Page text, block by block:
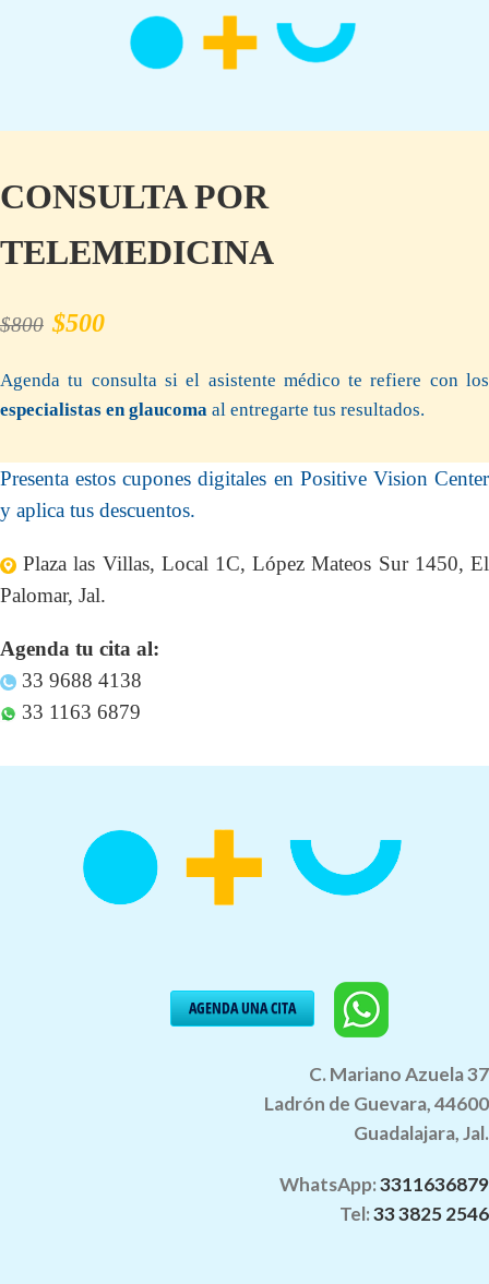
CONSULTA POR
TELEMEDICINA
$800 $500
Agenda tu consulta si el asistente médico te refiere con los
especialistas en glaucoma al entregarte tus resultados.
Presenta estos cupones digitales en Positive Vision Center
y aplica tus descuentos.
Plaza las Villas, Local 1C, López Mateos Sur 1450, El
Palomar, Jal.
Agenda tu cita al:
33 9688 4138
33 1163 6879
AGENDA UNA CITA
C. Mariano Azuela 37
Ladrón de Guevara, 44600
Guadalajara, Jal.
WhatsApp:3311636879
Tel:33 3825 2546